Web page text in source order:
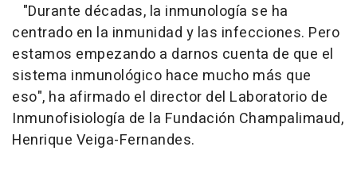
"Durante décadas, la inmunología se ha
centrado en la inmunidad y las infecciones. Pero
estamos empezando a darnos cuenta de que el
sistema inmunológico hace mucho más que
eso", ha afirmado el director del Laboratorio de
Inmunofisiología de la Fundación Champalimaud,
Henrique Veiga-Fernandes.